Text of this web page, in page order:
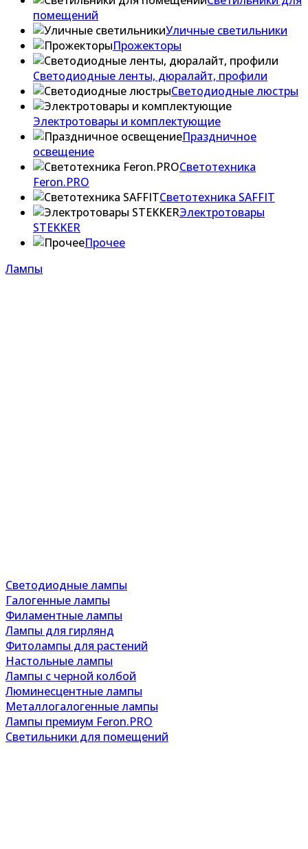
помещений
Уличные светильники
Прожекторы
Светодиодные ленты, дюралайт, профили
Светодиодные люстры
Электротовары и комплектующие
Праздничное
освещение
Светотехника
Feron.PRO
Светотехника SAFFIT
Электротовары
STEKKER
Прочее
Лампы
Светодиодные лампы
Галогенные лампы
Филаментные лампы
Лампы для гирлянд
Фитолампы для растений
Настольные лампы
Лампы с черной колбой
Люминесцентные лампы
Металлогалогенные лампы
Лампы премиум Feron.PRO
Светильники для помещений